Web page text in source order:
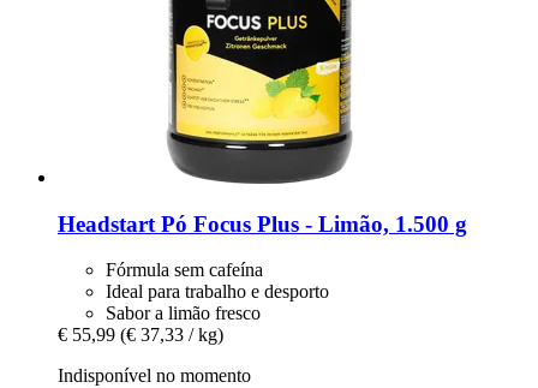
Headstart Pó Focus Plus -​ Limão, 1.500 g
Fórmula sem cafeína
Ideal para trabalho e desporto
Sabor a limão fresco
€ 55,99 (€ 37,33 / kg)
Indisponível no momento